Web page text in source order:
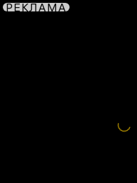
РЕКЛАМА